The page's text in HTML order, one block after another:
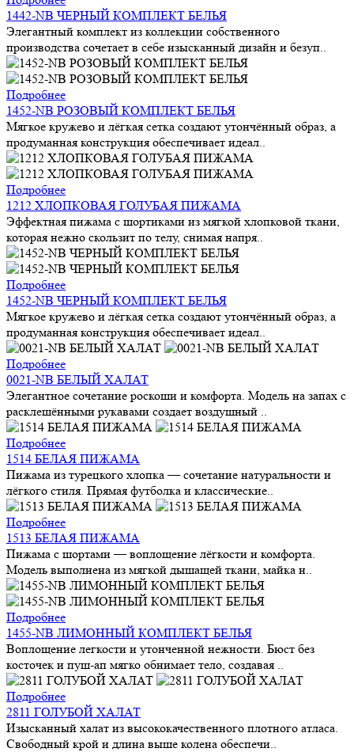
1442-NB ЧЕРНЫЙ КОМПЛЕКТ БЕЛЬЯ
Элегантный комплект из коллекции собственного
производства сочетает в себе изысканный дизайн и безуп..
Подробнее
1452-NB РОЗОВЫЙ КОМПЛЕКТ БЕЛЬЯ
Мягкое кружево и лёгкая сетка создают утончённый образ, а
продуманная конструкция обеспечивает идеал..
Подробнее
1212 ХЛОПКОВАЯ ГОЛУБАЯ ПИЖАМА
Эффектная пижама с шортиками из мягкой хлопковой ткани,
которая нежно скользит по телу, снимая напря..
Подробнее
1452-NB ЧЕРНЫЙ КОМПЛЕКТ БЕЛЬЯ
Мягкое кружево и лёгкая сетка создают утончённый образ, а
продуманная конструкция обеспечивает идеал..
Подробнее
0021-NB БЕЛЫЙ ХАЛАТ
Элегантное сочетание роскоши и комфорта. Модель на запах с
расклешёнными рукавами создает воздушный ..
Подробнее
1514 БЕЛАЯ ПИЖАМА
Пижама из турецкого хлопка — сочетание натуральности и
лёгкого стиля. Прямая футболка и классические..
Подробнее
1513 БЕЛАЯ ПИЖАМА
Пижама с шортами — воплощение лёгкости и комфорта.
Модель выполнена из мягкой дышащей ткани, майка н..
Подробнее
1455-NB ЛИМОННЫЙ КОМПЛЕКТ БЕЛЬЯ
Воплощение легкости и утонченной нежности. Бюст без
косточек и пуш-ап мягко обнимает тело, создавая ..
Подробнее
2811 ГОЛУБОЙ ХАЛАТ
Изысканный халат из высококачественного плотного атласа.
Свободный крой и длина выше колена обеспечи..